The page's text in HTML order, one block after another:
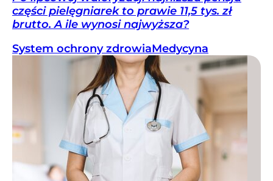
części pielęgniarek to prawie 11,5 tys. zł
brutto. A ile wynosi najwyższa?
System ochrony zdrowiaMedycyna